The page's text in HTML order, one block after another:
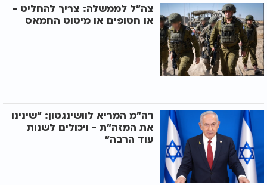
צה"ל לממשלה: צריך להחליט -
או חטופים או מיטוט החמאס
רה"מ המריא לוושינגטון: "שינינו
את המזה"ת - ויכולים לשנות
עוד הרבה"